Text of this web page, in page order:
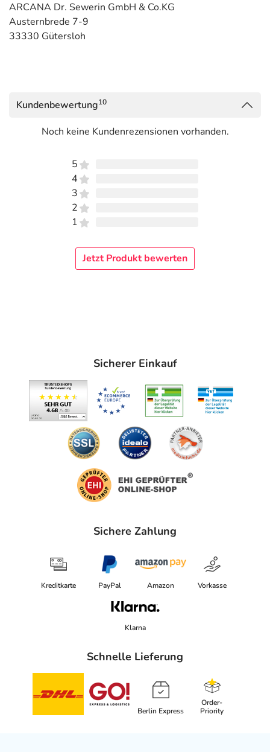
ARCANA Dr. Sewerin GmbH & Co.KG
Austernbrede 7-9
33330 Gütersloh
Kundenbewertung10
Noch keine Kundenrezensionen vorhanden.
5
4
3
2
1
Jetzt Produkt bewerten
Sicherer Einkauf
Sichere Zahlung
Kreditkarte PayPal Amazon Vorkasse
Klarna
Schnelle Lieferung
Berlin Express
Order-
Priority